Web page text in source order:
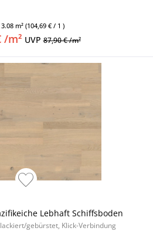
3.08 m² (104,69 € / 1 )
/m² UVP87,90 € /m²
Lebhaft Schiffsboden
gebürstet, Klick-Verbindung